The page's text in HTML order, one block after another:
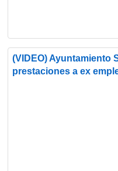
(VIDEO) Ayuntamiento
prestaciones a ex